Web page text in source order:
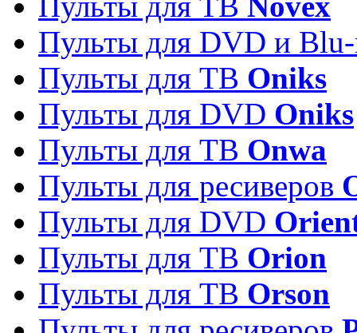
Пульты для DVD и
Пульты для ТВ Oniks
Пульты для DVD Oniks
Пульты для ТВ Onwa
Пульты для ресиверов
Пульты для DVD
Пульты для ТВ Orion
Пульты для ТВ Orson